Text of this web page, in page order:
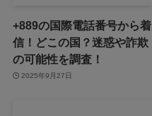
+889の国際電話番号から着
信！どこの国？迷惑や詐欺
の可能性を調査！
2025年9月27日